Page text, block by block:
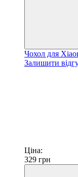
Чохол для
Залишити
Ціна:
329 грн